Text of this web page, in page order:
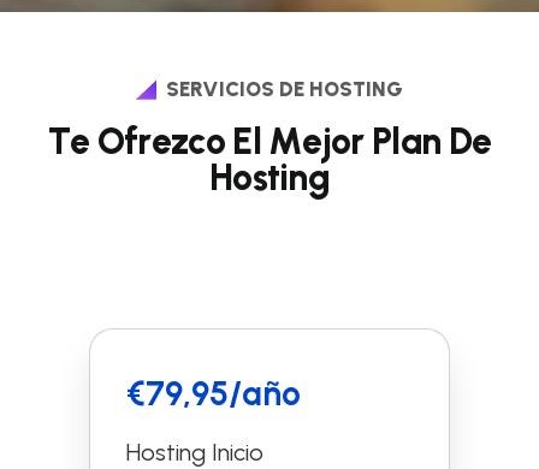
SERVICIOS DE HOSTING
Te Ofrezco ElMejor Plan De
Hosting
€79,95/año
Hosting Inicio